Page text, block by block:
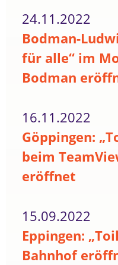
24.11.2022
Bodman-
für alle“ im
Bodman
16.11.2022
Göppingen:
beim
eröffnet
15.09.2022
Eppingen:
Bahnhof